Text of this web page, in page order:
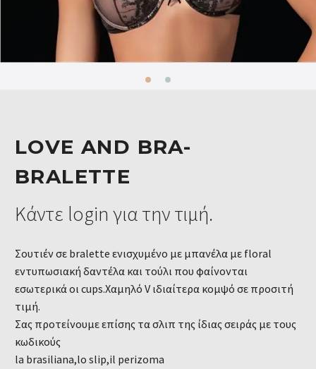
LOVE AND BRA-
BRALETTE
Κάντε login για την τιμή.
Σουτιέν σε bralette ενισχυμένο με μπανέλα με floral
εντυπωσιακή δαντέλα και τούλι που φαίνονται
εσωτερικά οι cups.Χαμηλό V ιδιαίτερα κομψό σε προσιτή
τιμή.
Σας προτείνουμε επίσης τα σλιπ της ίδιας σειράς με τους
κωδικούς
la brasiliana,lo slip,il perizoma